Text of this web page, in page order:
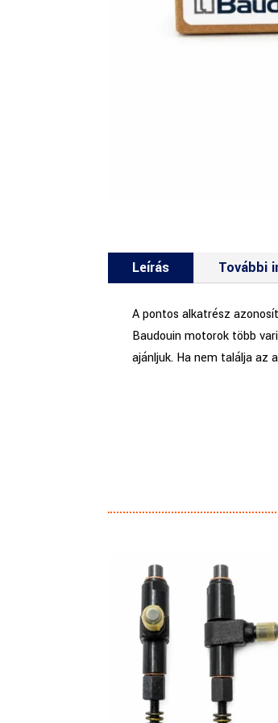
Leírás További
A pontos alkatrész
Baudouin motorok több
ajánljuk. Ha nem találja az